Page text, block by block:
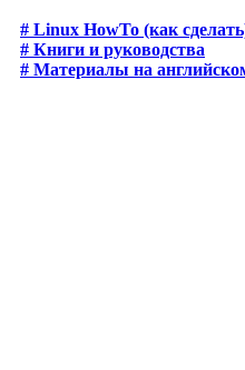
# Linux HowTo (как
# Книги и руководства
# Материалы на